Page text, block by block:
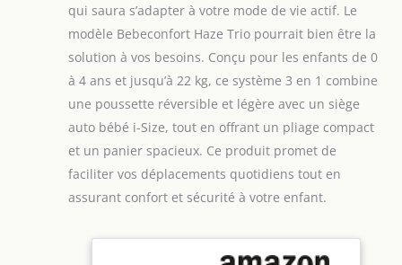
qui saura s’adapter à votre mode de vie actif. Le
modèle Bebeconfort Haze Trio pourrait bien être la
solution à vos besoins. Conçu pour les enfants de 0
à 4 ans et jusqu’à 22 kg, ce système 3 en 1 combine
une poussette réversible et légère avec un siège
auto bébé i-Size, tout en offrant un pliage compact
et un panier spacieux. Ce produit promet de
faciliter vos déplacements quotidiens tout en
assurant confort et sécurité à votre enfant.